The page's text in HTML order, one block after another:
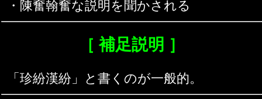
・陳奮翰奮な説明を聞かされる
［ 補足説明 ］
「珍紛漢紛」と書くのが一般的。